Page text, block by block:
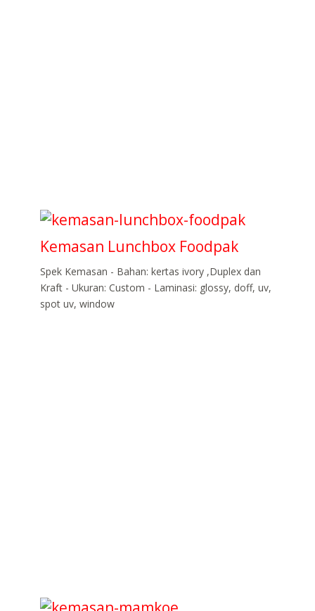
Kemasan Lunchbox Foodpak
Spek Kemasan - Bahan: kertas ivory ,Duplex dan
Kraft - Ukuran: Custom - Laminasi: glossy, doff, uv,
spot uv, window